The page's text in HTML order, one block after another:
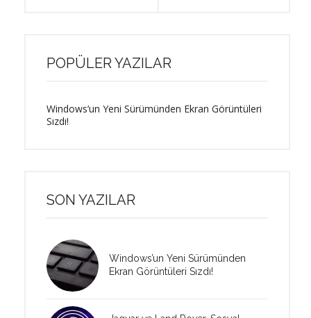
POPÜLER YAZILAR
Windows’un Yeni Sürümünden Ekran Görüntüleri
Sızdı!
SON YAZILAR
Windows’un Yeni Sürümünden
Ekran Görüntüleri Sızdı!